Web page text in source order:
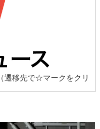
（遷移先で☆マークをクリ